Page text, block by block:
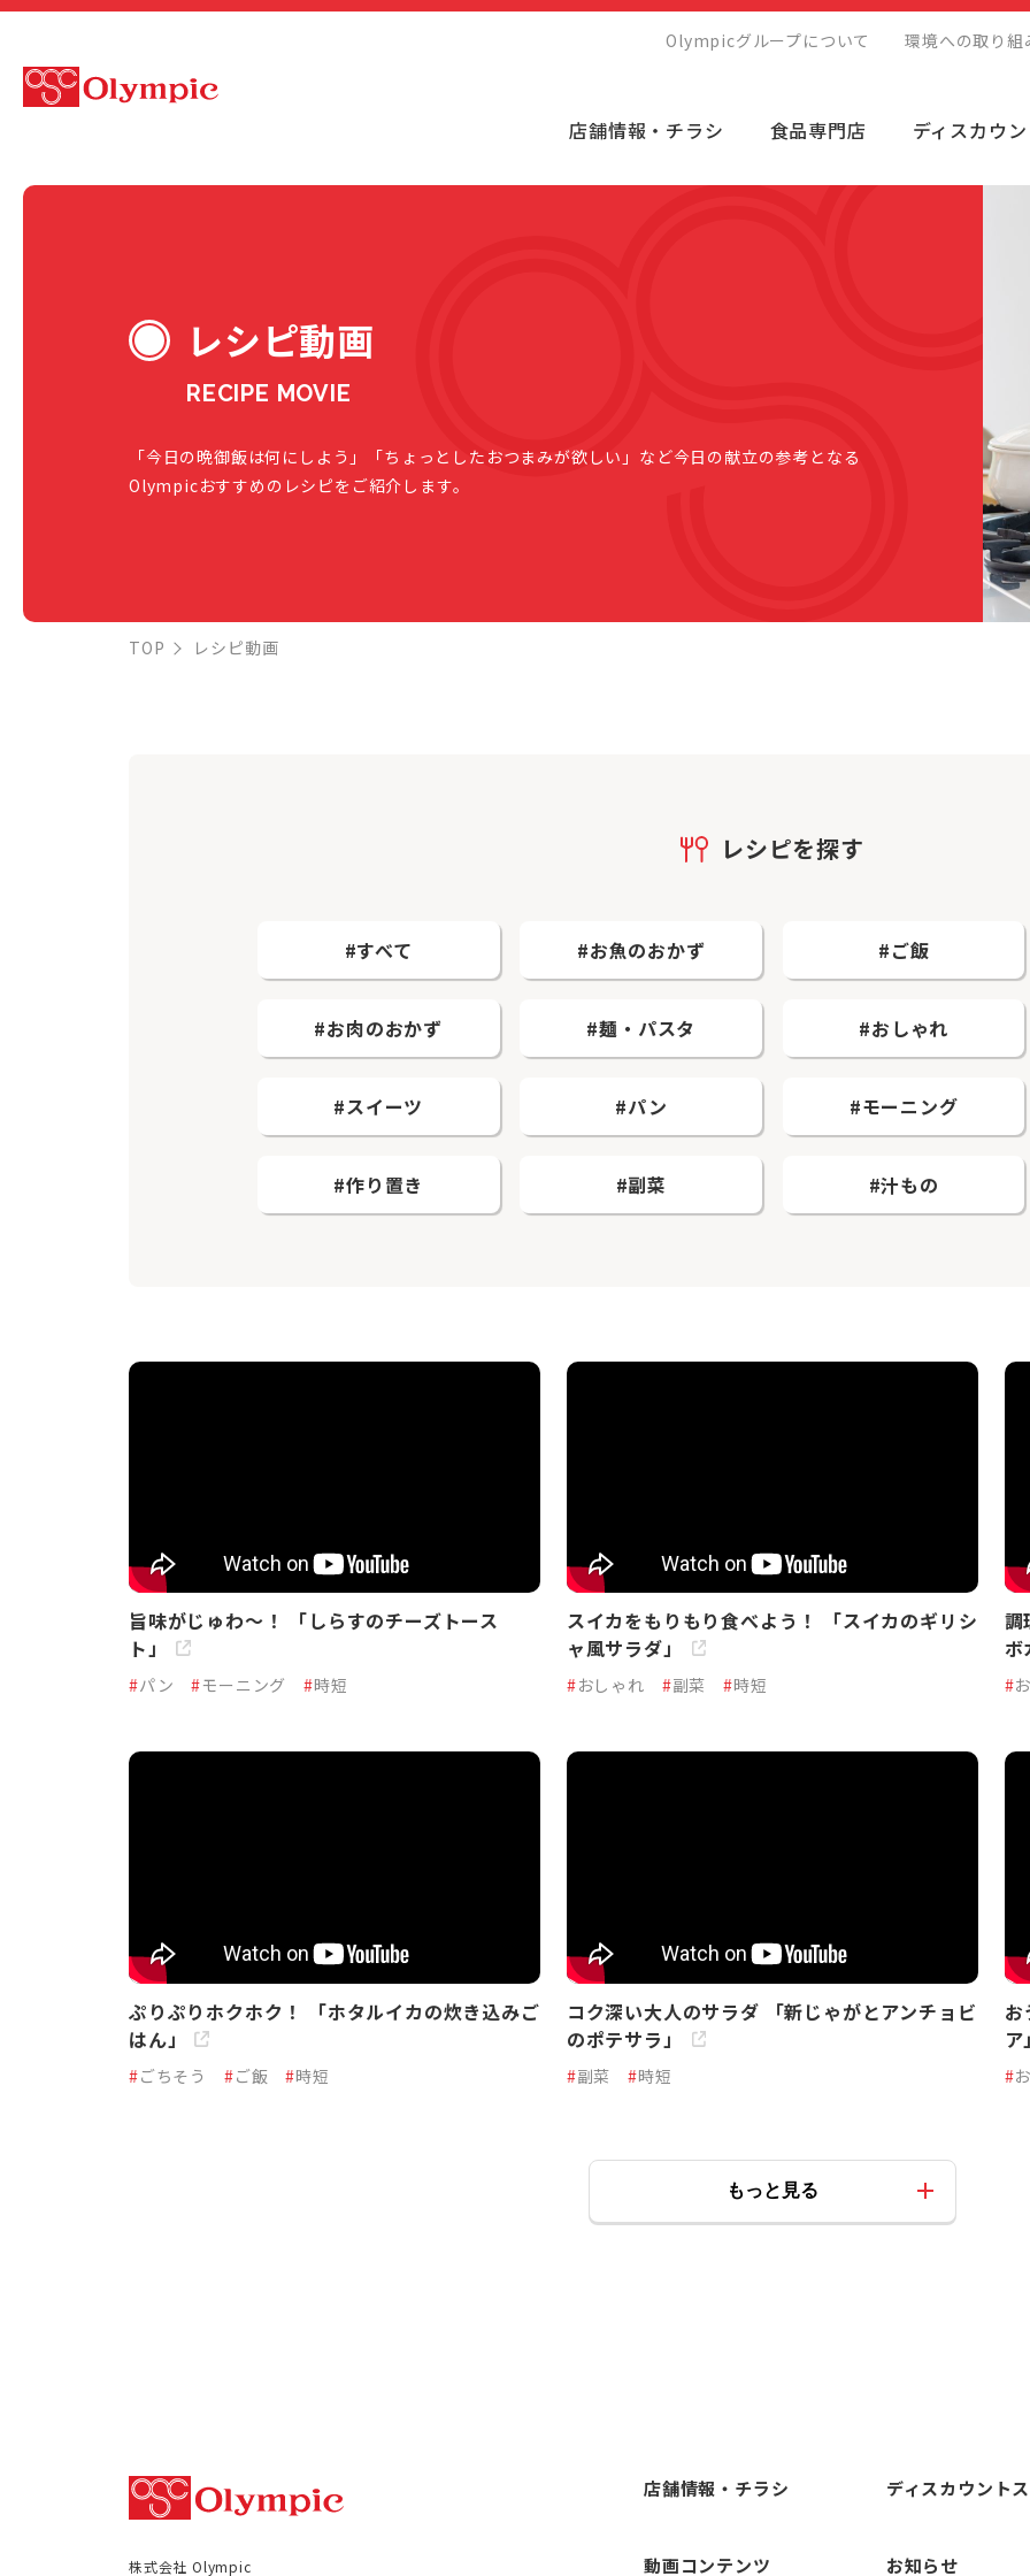
Olympicグループについて 環境への取り組
店舗情報・チラシ 食品専門店 ディスカウ
レシピ動画
RECIPE MOVIE
「今日の晩御飯は何にしよう」「ちょっとしたおつまみが欲しい」など今日の献立の参考となる
Olympicおすすめのレシピをご紹介します。
TOP レシピ動画
レシピを探す
#すべて #お魚のおかず #ご飯
#お肉のおかず #麺・パスタ #おしゃれ
#スイーツ #パン #モーニング
#作り置き #副菜 #汁もの
旨味がじゅわ～！ 「しらすのチーズトース
ト」
#パン #モーニング #時短
スイカをもりもり食べよう！ 「スイカのギリシ
ャ風サラダ」
#おしゃれ #副菜 #時短
調
ボ
#
ぷりぷりホクホク！ 「ホタルイカの炊き込みご
はん」
#ごちそう #ご飯 #時短
コク深い大人のサラダ 「新じゃがとアンチョビ
のポテサラ」
#副菜 #時短
お
ア
#
もっと見る
株式会社 Olympic
店舗情報・チラシ
動画コンテンツ
ディスカウント
お知らせ